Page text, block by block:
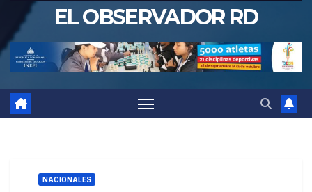
EL OBSERVADOR RD
NACIONALES